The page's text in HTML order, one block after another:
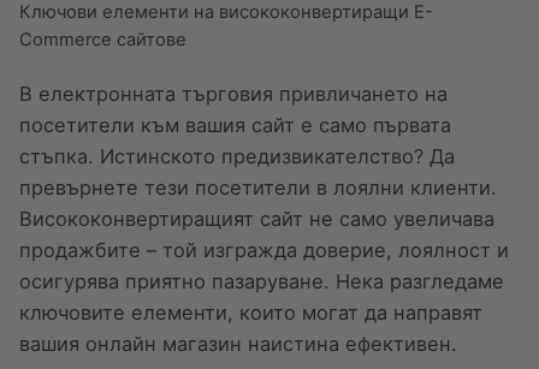
Ключови елементи на висококонвертиращи E-
Commerce сайтове
В електронната търговия привличането на
посетители към вашия сайт е само първата
стъпка. Истинското предизвикателство? Да
превърнете тези посетители в лоялни клиенти.
Висококонвертиращият сайт не само увеличава
продажбите – той изгражда доверие, лоялност и
осигурява приятно пазаруване. Нека разгледаме
ключовите елементи, които могат да направят
вашия онлайн магазин наистина ефективен.